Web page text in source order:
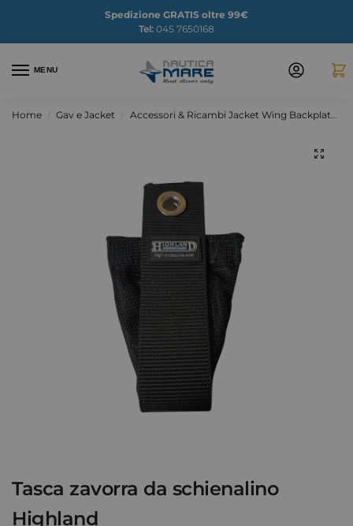
Spedizione GRATIS oltre 99€
Tel: 045 7650168
MENU
Home Gav e Jacket Accessori & Ricambi Jacket Wing Backplate
Tasca zavorra da schienalino
Highland